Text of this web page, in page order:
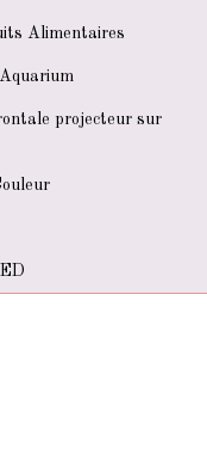
Alimentaires
projecteur sur